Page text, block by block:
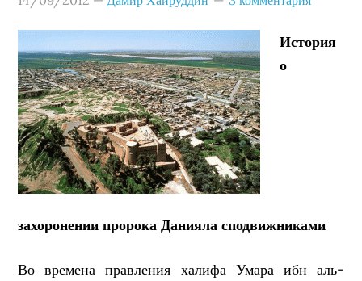
История
о
захоронении пророка Данияла сподвижниками
Во времена правления халифа Умара ибн аль-